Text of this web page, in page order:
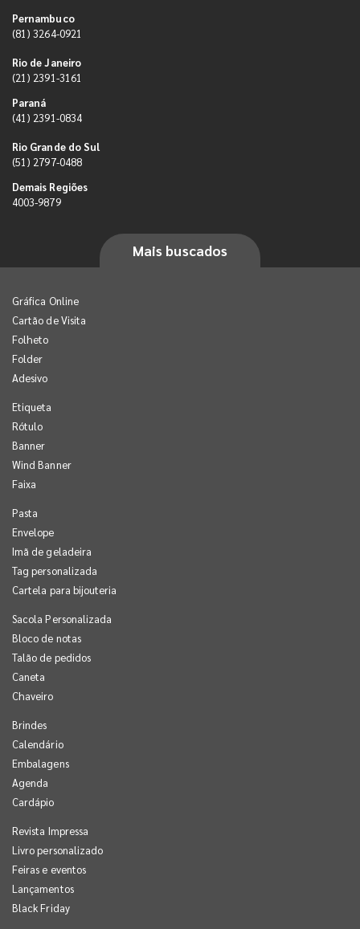
Pernambuco
(81) 3264-0921
Rio de Janeiro
(21) 2391-3161
Paraná
(41) 2391-0834
Rio Grande do Sul
(51) 2797-0488
Demais Regiões
4003-9879
Mais buscados
Gráfica Online
Cartão de Visita
Folheto
Folder
Adesivo
Etiqueta
Rótulo
Banner
Wind Banner
Faixa
Pasta
Envelope
Imã de geladeira
Tag personalizada
Cartela para bijouteria
Sacola Personalizada
Bloco de notas
Talão de pedidos
Caneta
Chaveiro
Brindes
Calendário
Embalagens
Agenda
Cardápio
Revista Impressa
Livro personalizado
Feiras e eventos
Lançamentos
Black Friday